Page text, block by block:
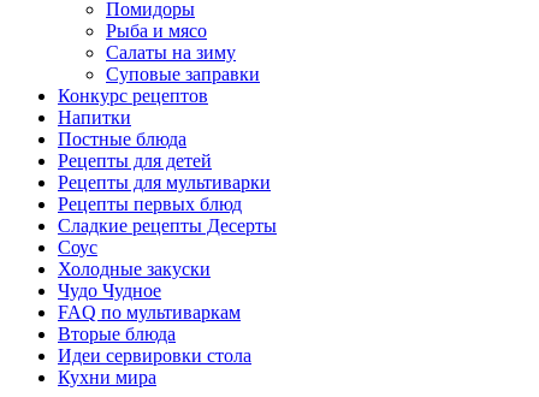
Помидоры
Рыба и мясо
Салаты на зиму
Суповые заправки
Конкурс рецептов
Напитки
Постные блюда
Рецепты для детей
Рецепты для мультиварки
Рецепты первых блюд
Сладкие рецепты Десерты
Соус
Холодные закуски
Чудо Чудное
FAQ по мультиваркам
Вторые блюда
Идеи сервировки стола
Кухни мира